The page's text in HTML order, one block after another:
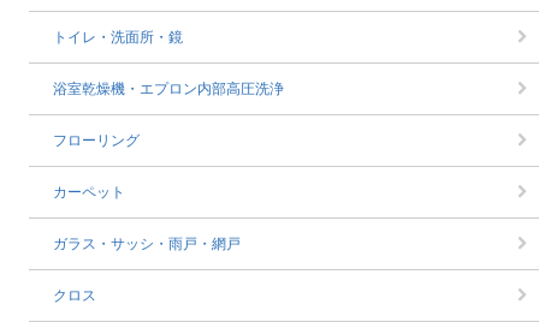
トイレ・洗面所・鏡
浴室乾燥機・エプロン内部高圧洗浄
フローリング
カーペット
ガラス・サッシ・雨戸・網戸
クロス